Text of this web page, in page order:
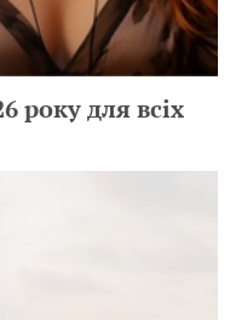
року для всіх